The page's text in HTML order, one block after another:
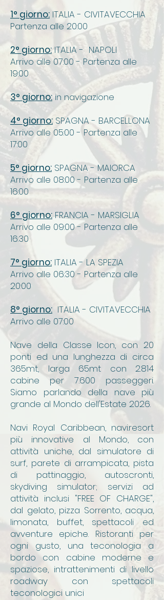
1° giorno: ITALIA - CIVITAVECCHIA
Partenza alle 20:00
2° giorno:ITALIA - NAPOLI
Arrivo alle 07:00 - Partenza alle
19:00
3° giorno:in navigazione
4° giorno: SPAGNA - BARCELLONA
Arrivo alle 05:00 - Partenza alle
17:00
5° giorno: SPAGNA - MAIORCA
Arrivo alle 08:00 - Partenza alle
16:00
6° giorno:FRANCIA - MARSIGLIA
Arrivo alle 09:00 - Partenza alle
16:30
7° giorno: ITALIA - LA SPEZIA
Arrivo alle 06:30 - Partenza alle
20:00
8° giorno: ITALIA - CIVITAVECCHIA
Arrivo alle 07:00
Nave della Classe Icon, con 20
ponti ed una lunghezza di circa
365mt, larga 65mt con 2.814
cabine per 7.600 passeggeri.
Siamo parlando della nave più
grande al Mondo dell'Estate 2026.
Navi Royal Caribbean, navi.resort
più innovative al Mondo, con
attività uniche, dal simulatore di
surf, parete di arrampicata, pista
di pattinaggio, autoscronti,
skydiving simulator; servizi ad
attività inclusi "FREE OF CHARGE",
dal gelato, pizza Sorrento, acqua,
limonata, buffet, spettacoli ed
avventure epiche. Ristoranti per
ogni gusto, una teconologia a
bordo con cabine moderne e
spaziose, intrattenimenti di livello
roadway con spettacoli
teconologici unici